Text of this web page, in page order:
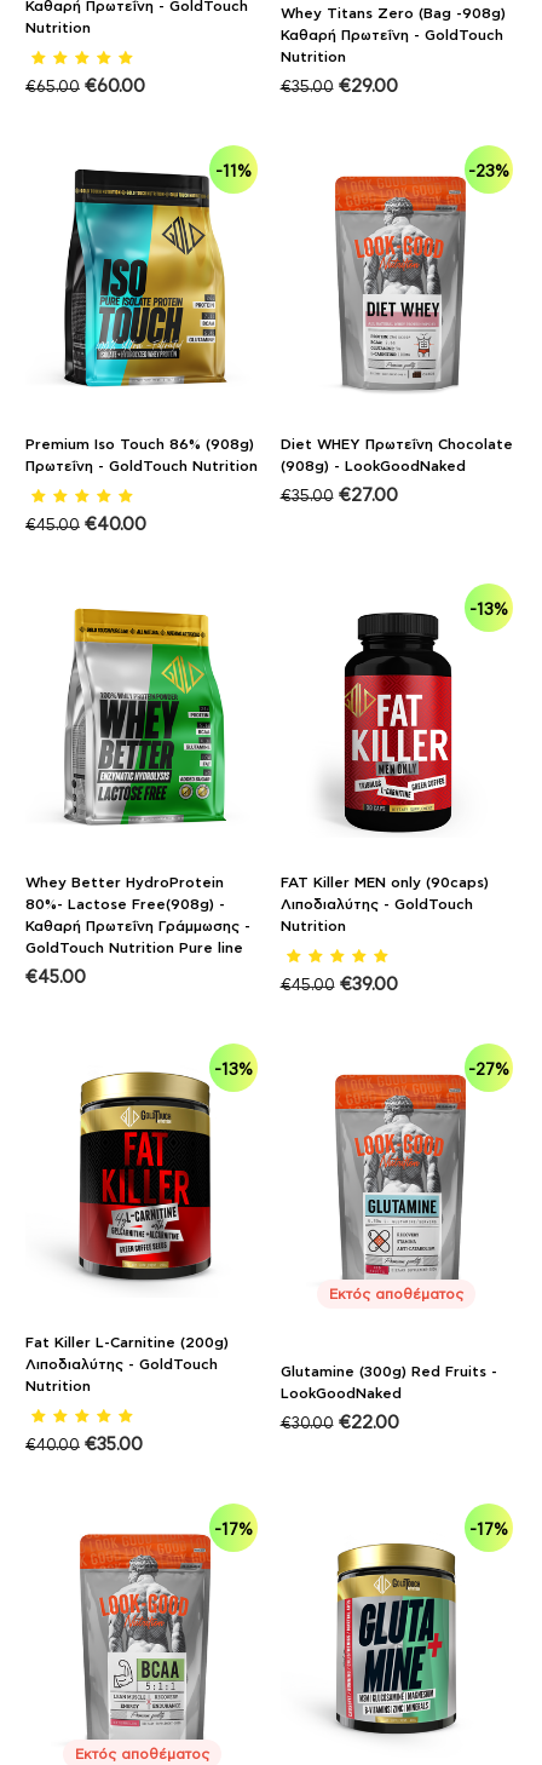
Καθαρή Πρωτεΐνη - GoldTouch
Nutrition
€65.00 €60.00
Whey Titans Zero (Bag -908g)
Καθαρή Πρωτεΐνη - GoldTouch
Nutrition
€35.00 €29.00
-11%
Premium Iso Touch 86% (908g)
Πρωτεΐνη - GoldTouch Nutrition
€45.00 €40.00
-23%
Diet WHEY Πρωτεΐνη Chocolate
(908g) - LookGoodNaked
€35.00 €27.00
Whey Better HydroProtein
80%- Lactose Free(908g) -
Καθαρή Πρωτεΐνη Γράμμωσης -
GoldTouch Nutrition Pure line
€45.00
-13%
FAT Killer MEN only (90caps)
Λιποδιαλύτης - GoldTouch
Nutrition
€45.00 €39.00
-13%
Fat Killer L-Carnitine (200g)
Λιποδιαλύτης - GoldTouch
Nutrition
€40.00 €35.00
-27%
Εκτός αποθέματος
Glutamine (300g) Red Fruits -
LookGoodNaked
€30.00 €22.00
-17%
Εκτός αποθέματος
-17%